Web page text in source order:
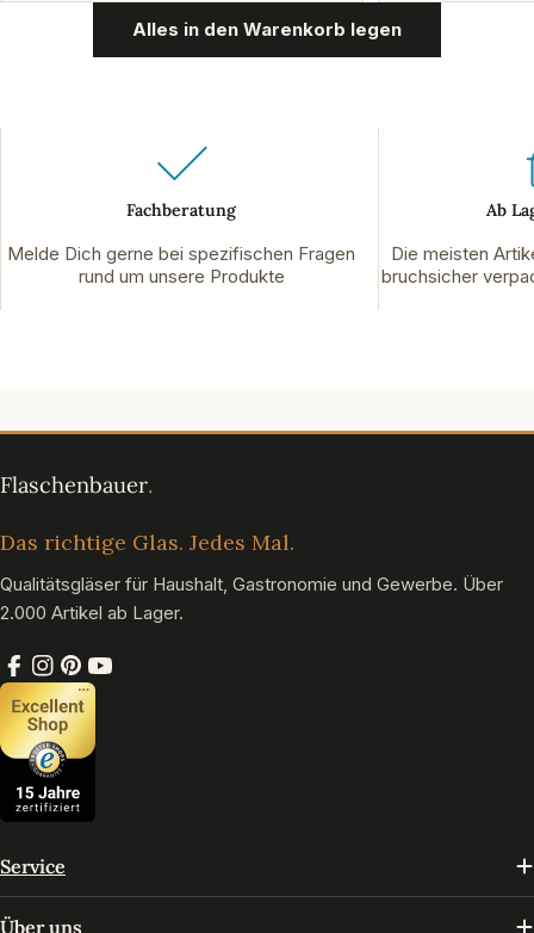
Alles in den Warenkorb legen
Fachberatung
Melde Dich gerne bei spezifischen Fragen
rund um unsere Produkte
Ab
Die meisten
bruchsicher
Das richtige Glas. Jedes Mal.
Qualitätsgläser für Haushalt, Gastronomie und Gewerbe. Über
2.000 Artikel ab Lager.
Facebook
Instagram
Pinterest
YouTube
Service
Über uns